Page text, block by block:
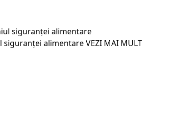
siguranței alimentareVEZI MAI MULT